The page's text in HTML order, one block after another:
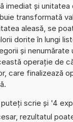
imediat și unitatea
transformată
aleasă, se
dorite în lungi
și nenumărate
operație de
care finalizează
scrie și '4
rezultatul